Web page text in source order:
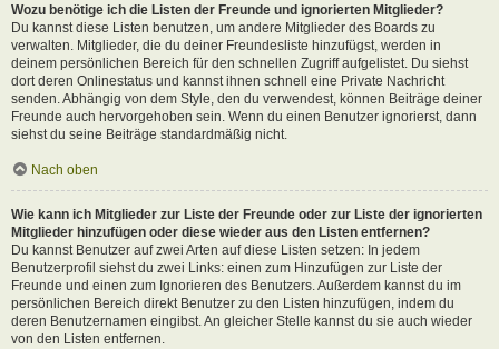
Wozu benötige ich die Listen der Freunde und ignorierten Mitglieder?
Du kannst diese Listen benutzen, um andere Mitglieder des Boards zu
verwalten. Mitglieder, die du deiner Freundesliste hinzufügst, werden in
deinem persönlichen Bereich für den schnellen Zugriff aufgelistet. Du siehst
dort deren Onlinestatus und kannst ihnen schnell eine Private Nachricht
senden. Abhängig von dem Style, den du verwendest, können Beiträge deiner
Freunde auch hervorgehoben sein. Wenn du einen Benutzer ignorierst, dann
siehst du seine Beiträge standardmäßig nicht.
Nach oben
Wie kann ich Mitglieder zur Liste der Freunde oder zur Liste der ignorierten
Mitglieder hinzufügen oder diese wieder aus den Listen entfernen?
Du kannst Benutzer auf zwei Arten auf diese Listen setzen: In jedem
Benutzerprofil siehst du zwei Links: einen zum Hinzufügen zur Liste der
Freunde und einen zum Ignorieren des Benutzers. Außerdem kannst du im
persönlichen Bereich direkt Benutzer zu den Listen hinzufügen, indem du
deren Benutzernamen eingibst. An gleicher Stelle kannst du sie auch wieder
von den Listen entfernen.